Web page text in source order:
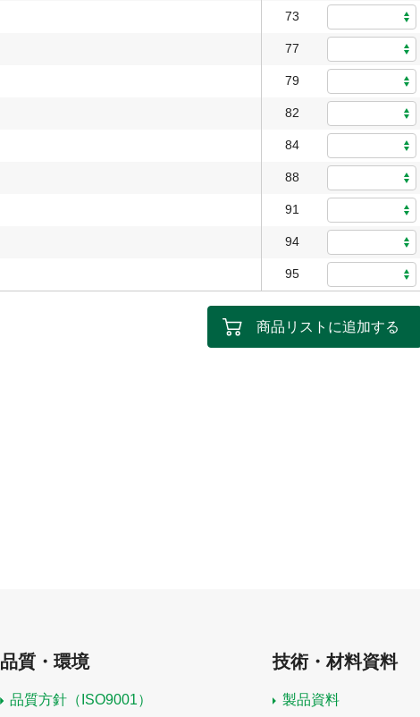
73
77
79
82
84
88
91
94
95
商品リストに追加する
品質・環境
品質方針（ISO9001）
技術・材料資料
製品資料